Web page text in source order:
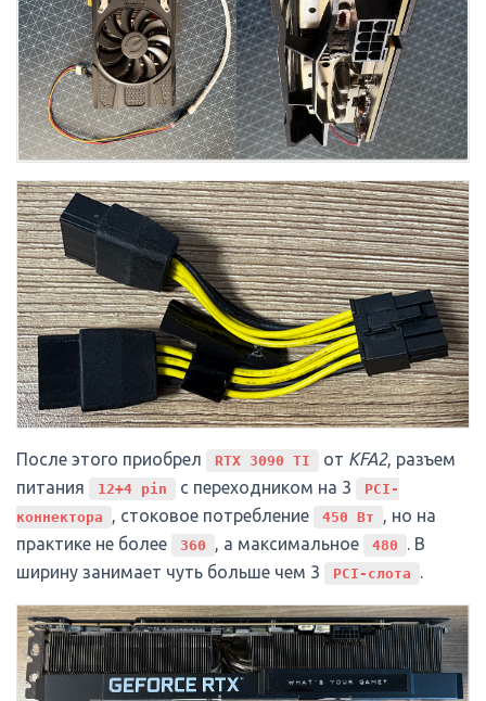
После этого приобрел RTX 3090 TI от KFA2, разъем
питания
12+4 pin с переходником на 3
PCI-
коннектора
, стоковое потребление 450 Вт
, но на
практике не более
360 , а максимальное 480
. В
ширину занимает чуть больше чем 3
PCI-слота .